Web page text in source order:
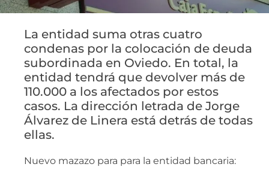
La entidad suma otras cuatro
condenas por la colocación de deuda
subordinada en Oviedo. En total, la
entidad tendrá que devolver más de
110.000 a los afectados por estos
casos. La dirección letrada de Jorge
Álvarez de Linera está detrás de todas
ellas.
Nuevo mazazo para para la entidad bancaria: